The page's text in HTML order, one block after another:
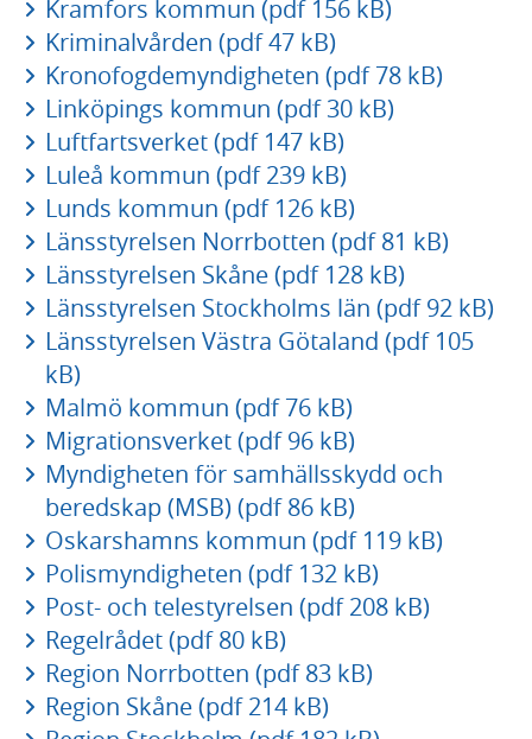
Kramfors kommun (pdf 156 kB)
Kriminalvården (pdf 47 kB)
Kronofogdemyndigheten (pdf 78 kB)
Linköpings kommun (pdf 30 kB)
Luftfartsverket (pdf 147 kB)
Luleå kommun (pdf 239 kB)
Lunds kommun (pdf 126 kB)
Länsstyrelsen Norrbotten (pdf 81 kB)
Länsstyrelsen Skåne (pdf 128 kB)
Länsstyrelsen Stockholms län (pdf 92 kB)
Länsstyrelsen Västra Götaland (pdf 105
kB)
Malmö kommun (pdf 76 kB)
Migrationsverket (pdf 96 kB)
Myndigheten för samhällsskydd och
beredskap (MSB) (pdf 86 kB)
Oskarshamns kommun (pdf 119 kB)
Polismyndigheten (pdf 132 kB)
Post- och telestyrelsen (pdf 208 kB)
Regelrådet (pdf 80 kB)
Region Norrbotten (pdf 83 kB)
Region Skåne (pdf 214 kB)